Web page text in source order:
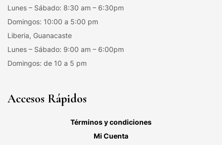
Lunes – Sábado: 8:30 am – 6:30pm
Domingos: 10:00 a 5:00 pm
Liberia, Guanacaste
Lunes – Sábado: 9:00 am – 6:00pm
Domingos: de 10 a 5 pm
Accesos Rápidos
Términos y condiciones
Mi Cuenta